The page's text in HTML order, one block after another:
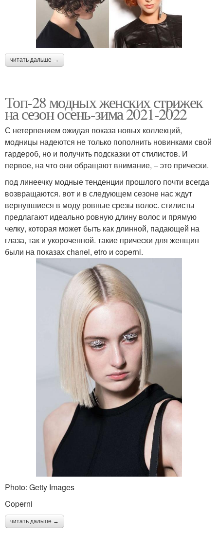
читать дальше →
Топ-28 модных женских стрижек
на сезон осень-зима 2021-2022
С нетерпением ожидая показа новых коллекций,
модницы надеются не только пополнить новинками свой
гардероб, но и получить подсказки от стилистов. И
первое, на что они обращают внимание, – это прически.
под линеечку модные тенденции прошлого почти всегда
возвращаются. вот и в следующем сезоне нас ждут
вернувшиеся в моду ровные срезы волос. стилисты
предлагают идеально ровную длину волос и прямую
челку, которая может быть как длинной, падающей на
глаза, так и укороченной. такие прически для женщин
были на показах сhanel, etro и coperni.
Photo: Getty Images
Coperni
читать дальше →